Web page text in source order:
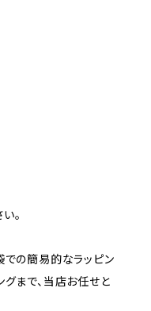
。
での簡易的なラッピン
グまで、当店お任せと